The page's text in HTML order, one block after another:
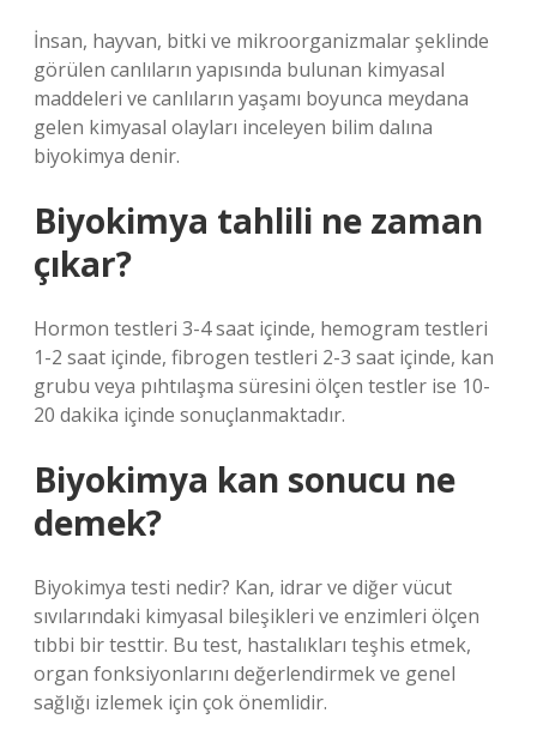
İnsan, hayvan, bitki ve mikroorganizmalar şeklinde
görülen canlıların yapısında bulunan kimyasal
maddeleri ve canlıların yaşamı boyunca meydana
gelen kimyasal olayları inceleyen bilim dalına
biyokimya denir.
Biyokimya tahlili ne zaman
çıkar?
Hormon testleri 3-4 saat içinde, hemogram testleri
1-2 saat içinde, fibrogen testleri 2-3 saat içinde, kan
grubu veya pıhtılaşma süresini ölçen testler ise 10-
20 dakika içinde sonuçlanmaktadır.
Biyokimya kan sonucu ne
demek?
Biyokimya testi nedir? Kan, idrar ve diğer vücut
sıvılarındaki kimyasal bileşikleri ve enzimleri ölçen
tıbbi bir testtir. Bu test, hastalıkları teşhis etmek,
organ fonksiyonlarını değerlendirmek ve genel
sağlığı izlemek için çok önemlidir.